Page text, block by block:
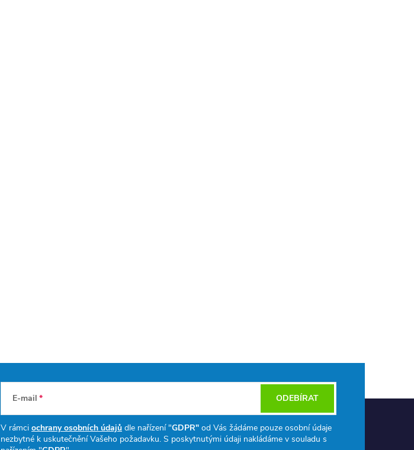
E-mail
V rámci ochrany osobních údajů dle nařízení "GDPR" od Vás žádáme pouze osobní údaje
nezbytné k uskutečnění Vašeho požadavku. S poskytnutými údaji nakládáme v souladu s
ODEBÍRAT